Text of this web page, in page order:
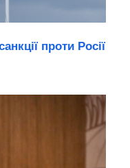
проти Росії